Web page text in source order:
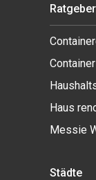
Ratgeber
Haus
Messie
Städte